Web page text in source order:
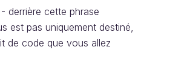
derrière cette phrase
est pas uniquement destiné,
de code que vous allez